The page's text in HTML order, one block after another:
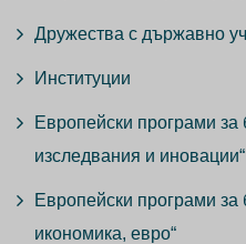
Дружества с държавно
Институции
Европейски програми за
изследвания и иновации“
Европейски програми за
икономика, евро“